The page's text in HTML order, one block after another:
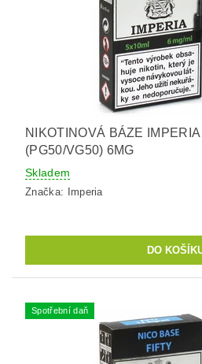
NIKOTINOVÁ BÁZE
(PG50/VG50) 6MG
Skladem
Značka: Imperia
Spotřební daň